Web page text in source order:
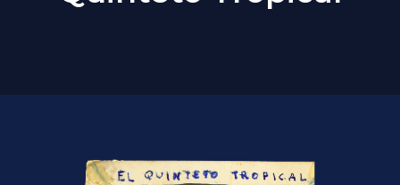
Search